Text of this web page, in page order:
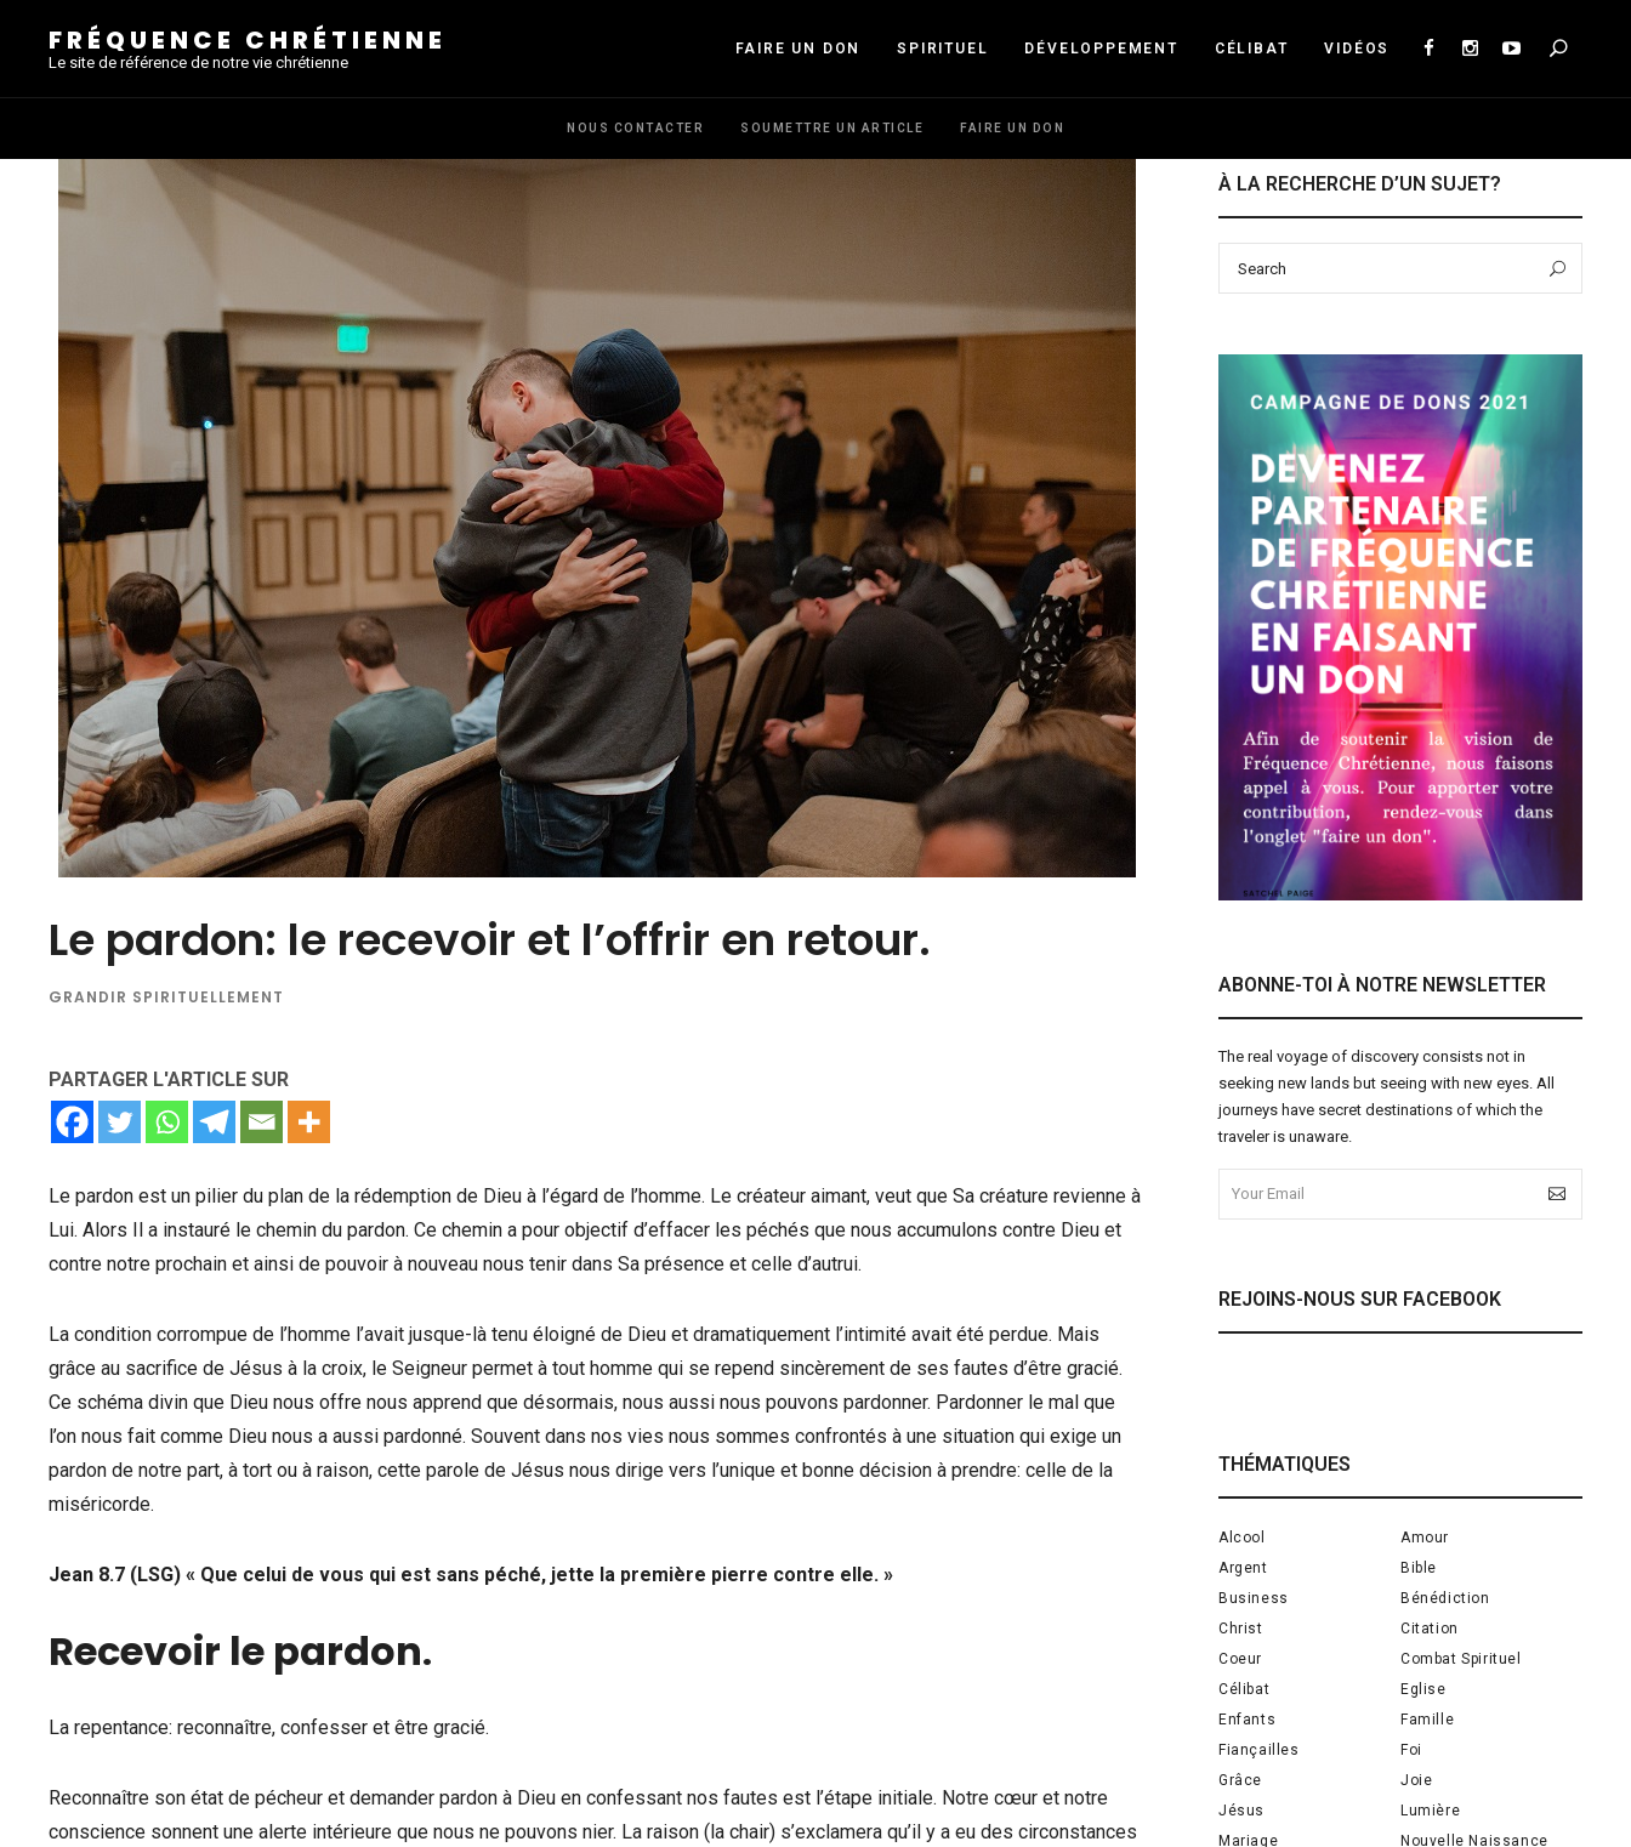
FRÉQUENCE CHRÉTIENNE
Le site de référence de notre vie chrétienne
FAIRE UN DON SPIRITUEL DÉVELOPPEMENT CÉLIBAT VIDÉOS
NOUS CONTACTER SOUMETTRE UN ARTICLE FAIRE UN DON
Le pardon: le recevoir et l’offrir en retour.
GRANDIR SPIRITUELLEMENT
PARTAGER L'ARTICLE SUR
Le pardon est un pilier du plan de la rédemption de Dieu à l’égard de l’homme. Le créateur aimant, veut que Sa créature revienne à
Lui. Alors Il a instauré le chemin du pardon. Ce chemin a pour objectif d’effacer les péchés que nous accumulons contre Dieu et
contre notre prochain et ainsi de pouvoir à nouveau nous tenir dans Sa présence et celle d’autrui.
La condition corrompue de l’homme l’avait jusque-là tenu éloigné de Dieu et dramatiquement l’intimité avait été perdue. Mais
grâce au sacrifice de Jésus à la croix, le Seigneur permet à tout homme qui se repend sincèrement de ses fautes d’être gracié.
Ce schéma divin que Dieu nous offre nous apprend que désormais, nous aussi nous pouvons pardonner. Pardonner le mal que
l’on nous fait comme Dieu nous a aussi pardonné. Souvent dans nos vies nous sommes confrontés à une situation qui exige un
pardon de notre part, à tort ou à raison, cette parole de Jésus nous dirige vers l’unique et bonne décision à prendre: celle de la
miséricorde.
Jean 8.7 (LSG) « Que celui de vous qui est sans péché, jette la première pierre contre elle. »
Recevoir le pardon.
La repentance: reconnaître, confesser et être gracié.
Reconnaître son état de pécheur et demander pardon à Dieu en confessant nos fautes est l’étape initiale. Notre cœur et notre
conscience sonnent une alerte intérieure que nous ne pouvons nier. La raison (la chair) s’exclamera qu’il y a eu des circonstances
À LA RECHERCHE D’UN SUJET?
ABONNE-TOI À NOTRE NEWSLETTER
The real voyage of discovery consists not in
seeking new lands but seeing with new eyes. All
journeys have secret destinations of which the
traveler is unaware.
REJOINS-NOUS SUR FACEBOOK
THÉMATIQUES
Alcool
Amour
Argent
Bible
Business
Bénédiction
Christ
Citation
Coeur
Combat Spirituel
Célibat
Eglise
Enfants
Famille
Fiançailles
Foi
Grâce
Joie
Jésus
Lumière
Mariage
Nouvelle Naissance